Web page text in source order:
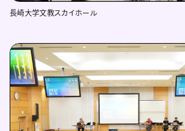
長崎大学文教スカイホール